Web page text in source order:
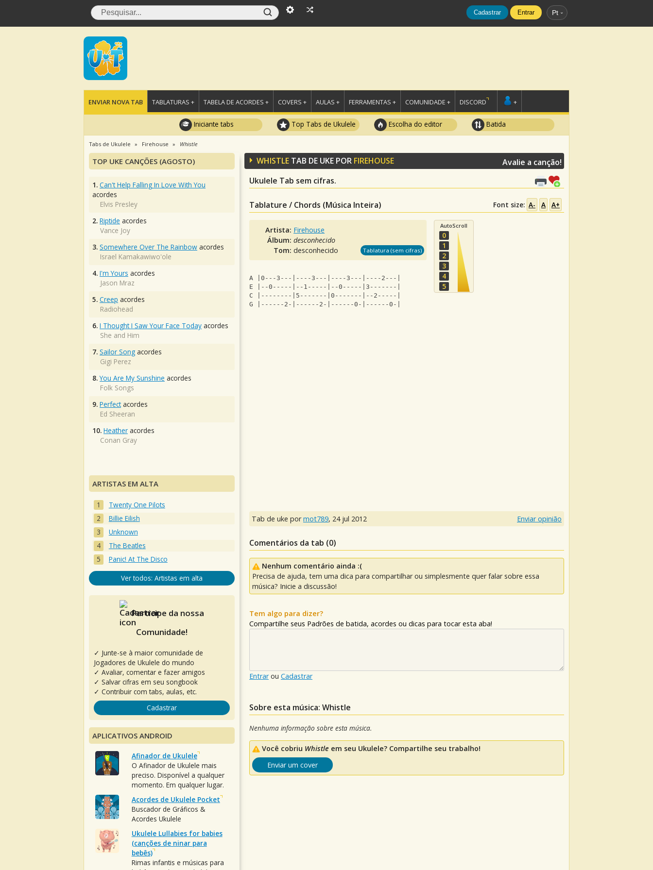
Cadastrar Entrar Pt
ENVIAR NOVA TAB TABLATURAS + TABELA DE ACORDES + COVERS + AULAS + FERRAMENTAS + COMUNIDADE + DISCORD +
Iniciante tabs Top Tabs de Ukulele Escolha do editor Batida
Tabs de Ukulele Firehouse Whistle
WHISTLE TAB DE UKE POR FIREHOUSE
Ukulele Tab sem cifras.
Avalie a canção!
Tablature / Chords (Música Inteira) Font size: A- A A+
Artista: Firehouse
Álbum:desconhecido
Tom:desconhecido Tablatura (sem cifras)
AutoScroll
0
1
2
3
4
5
A |0---3---|----3---|----3---|----2---|
E |--0-----|--1-----|--0-----|3-------|
C |--------|5-------|0-------|--2-----|
G |------2-|------2-|------0-|------0-|
Tab de uke pormot789, 24 jul 2012 Enviar opinião
Comentários da tab (0)
Nenhum comentário ainda :(
Precisa de ajuda, tem uma dica para compartilhar ou simplesmente quer falar sobre essa
música? Inicie a discussão!
Tem algo para dizer?
Compartilhe seus Padrões de batida, acordes ou dicas para tocar esta aba!
Entrarou Cadastrar
Sobre esta música: Whistle
Nenhuma informação sobre esta música.
Você cobriu Whistle em seu Ukulele? Compartilhe seu trabalho!
Enviar um cover
TOP UKE CANÇÕES (AGOSTO)
1. Can't Help Falling In Love With You
acordes
Elvis Presley
2. Riptide acordes
Vance Joy
3. Somewhere Over The Rainbow acordes
Israel Kamakawiwo'ole
4. I'm Yours acordes
Jason Mraz
5. Creep acordes
Radiohead
6. I Thought I Saw Your Face Today acordes
She and Him
7. Sailor Song acordes
Gigi Perez
8. You Are My Sunshine acordes
Folk Songs
9. Perfectacordes
Ed Sheeran
10. Heather acordes
Conan Gray
ARTISTAS EM ALTA
Twenty One Pilots
Billie Eilish
Unknown
The Beatles
Panic! At The Disco
Ver todos: Artistas em alta
Participe da nossa
Comunidade!
✓ Junte-se à maior comunidade de
Jogadores de Ukulele do mundo
✓ Avaliar, comentar e fazer amigos
✓ Salvar cifras em seu songbook
✓ Contribuir com tabs, aulas, etc.
Cadastrar
APLICATIVOS ANDROID
Afinador de Ukulele
O Afinador de Ukulele mais
preciso. Disponível a qualquer
momento. Em qualquer lugar.
Acordes de Ukulele Pocket
Buscador de Gráficos &
Acordes Ukulele
Ukulele Lullabies for babies
(canções de ninar para
bebês)
Rimas infantis e músicas para